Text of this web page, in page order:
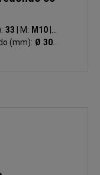
33 M: M10
(mm): Ø 30 x